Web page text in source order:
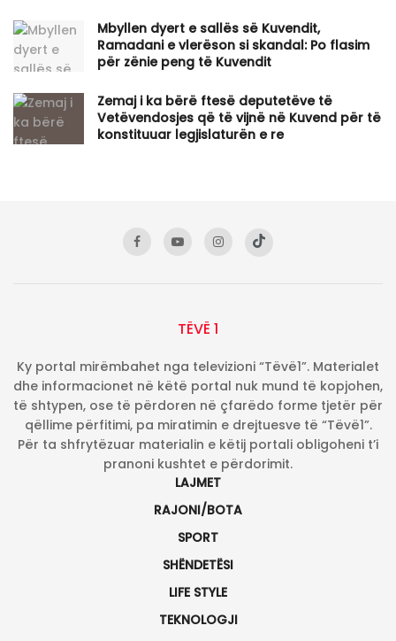
Mbyllen dyert e sallës së Kuvendit,
Ramadani e vlerëson si skandal: Po flasim
për zënie peng të Kuvendit
Zemaj i ka bërë ftesë deputetëve të
Vetëvendosjes që të vijnë në Kuvend për të
konstituuar legjislaturën e re
TËVË 1
Ky portal mirëmbahet nga televizioni “Tëvë1”. Materialet
dhe informacionet në këtë portal nuk mund të kopjohen,
të shtypen, ose të përdoren në çfarëdo forme tjetër për
qëllime përfitimi, pa miratimin e drejtuesve të “Tëvë1”.
Për ta shfrytëzuar materialin e këtij portali obligoheni t’i
pranoni kushtet e përdorimit.
LAJMET
RAJONI/BOTA
SPORT
SHËNDETËSI
LIFE STYLE
TEKNOLOGJI